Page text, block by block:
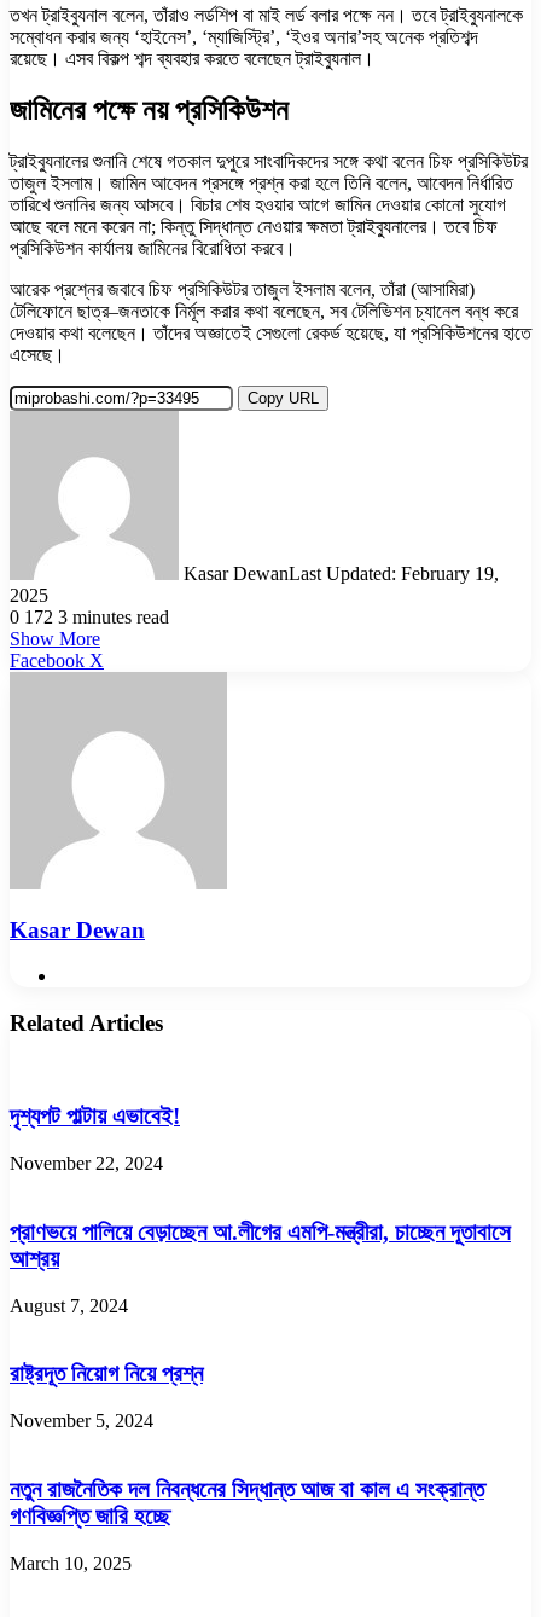
তখন ট্রাইব্যুনাল বলেন, তাঁরাও লর্ডশিপ বা মাই লর্ড বলার পক্ষে নন। তবে ট্রাইব্যুনালকে
সম্বোধন করার জন্য ‘হাইনেস’, ‘ম্যাজিস্ট্রি’, ‘ইওর অনার’সহ অনেক প্রতিশব্দ
রয়েছে। এসব বিকল্প শব্দ ব্যবহার করতে বলেছেন ট্রাইব্যুনাল।
জামিনের পক্ষে নয় প্রসিকিউশন
ট্রাইব্যুনালের শুনানি শেষে গতকাল দুপুরে সাংবাদিকদের সঙ্গে কথা বলেন চিফ প্রসিকিউটর
তাজুল ইসলাম। জামিন আবেদন প্রসঙ্গে প্রশ্ন করা হলে তিনি বলেন, আবেদন নির্ধারিত
তারিখে শুনানির জন্য আসবে। বিচার শেষ হওয়ার আগে জামিন দেওয়ার কোনো সুযোগ
আছে বলে মনে করেন না; কিন্তু সিদ্ধান্ত নেওয়ার ক্ষমতা ট্রাইব্যুনালের। তবে চিফ
প্রসিকিউশন কার্যালয় জামিনের বিরোধিতা করবে।
আরেক প্রশ্নের জবাবে চিফ প্রসিকিউটর তাজুল ইসলাম বলেন, তাঁরা (আসামিরা)
টেলিফোনে ছাত্র–জনতাকে নির্মূল করার কথা বলেছেন, সব টেলিভিশন চ্যানেল বন্ধ করে
দেওয়ার কথা বলেছেন। তাঁদের অজ্ঞাতেই সেগুলো রেকর্ড হয়েছে, যা প্রসিকিউশনের হাতে
এসেছে।
Copy URL
Kasar DewanLast Updated: February 19,
2025
0 172 3 minutes read
Show More
Facebook X
Kasar Dewan
Related Articles
দৃশ্যপট পাল্টায় এভাবেই!
November 22, 2024
প্রাণভয়ে পালিয়ে বেড়াচ্ছেন আ.লীগের এমপি-মন্ত্রীরা, চাচ্ছেন দূতাবাসে
আশ্রয়
August 7, 2024
রাষ্ট্রদূত নিয়োগ নিয়ে প্রশ্ন
November 5, 2024
নতুন রাজনৈতিক দল নিবন্ধনের সিদ্ধান্ত আজ বা কাল এ সংক্রান্ত
গণবিজ্ঞপ্তি জারি হচ্ছে
March 10, 2025